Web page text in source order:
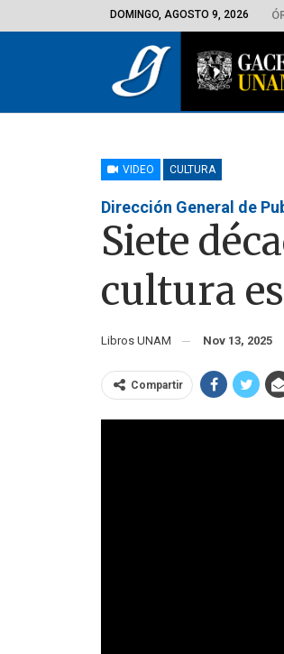
DOMINGO, AGOSTO 9, 2026
VIDEO CULTURA
Dirección General de
Siete
cultura
Libros UNAM Nov 13, 2025
Compartir